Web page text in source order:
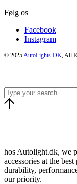
Følg os
Facebook
Instagram
© 2025 AutoLights.DK , All
hos Autolight.dk, we
accessories at the
durability,
our priority.